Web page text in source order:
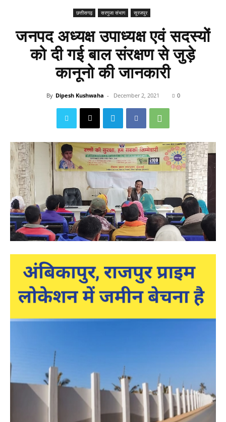
छत्तीसगढ़ सरगुजा संभाग सूरजपुर
जनपद अध्यक्ष उपाध्यक्ष एवं सदस्यों
को दी गई बाल संरक्षण से जुड़े
कानूनो की जानकारी
By Dipesh Kushwaha - December 2, 2021 0